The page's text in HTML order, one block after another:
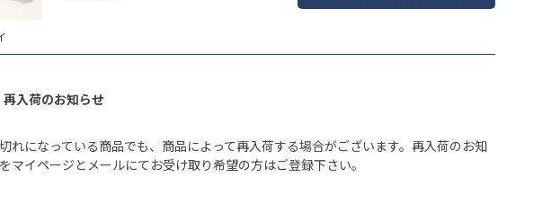
再入荷のお知らせ
れになっている商品でも、商品によって再入荷する場合がございます。再入荷のお知
マイページとメールにてお受け取り希望の方はご登録下さい。